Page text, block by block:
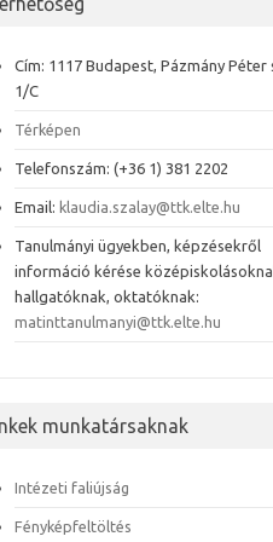
Cím: 1117 Budapest, Pázmány Péter
1/C
Térképen
Telefonszám: (+36 1) 381 2202
Email: klaudia.szalay@ttk.elte.hu
Tanulmányi ügyekben, képzésekről
információ kérése
hallgatóknak, oktatóknak:
matinttanulmanyi@ttk.elte.hu
munkatársaknak
Intézeti faliújság
Fényképfeltöltés